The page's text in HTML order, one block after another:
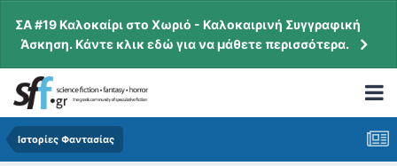
ΣΑ #19 Καλοκαίρι στο Χωριό - Καλοκαιρινή Συγγραφική
Άσκηση. Κάντε κλικ εδώ για να μάθετε περισσότερα.
Ιστορίες Φαντασίας